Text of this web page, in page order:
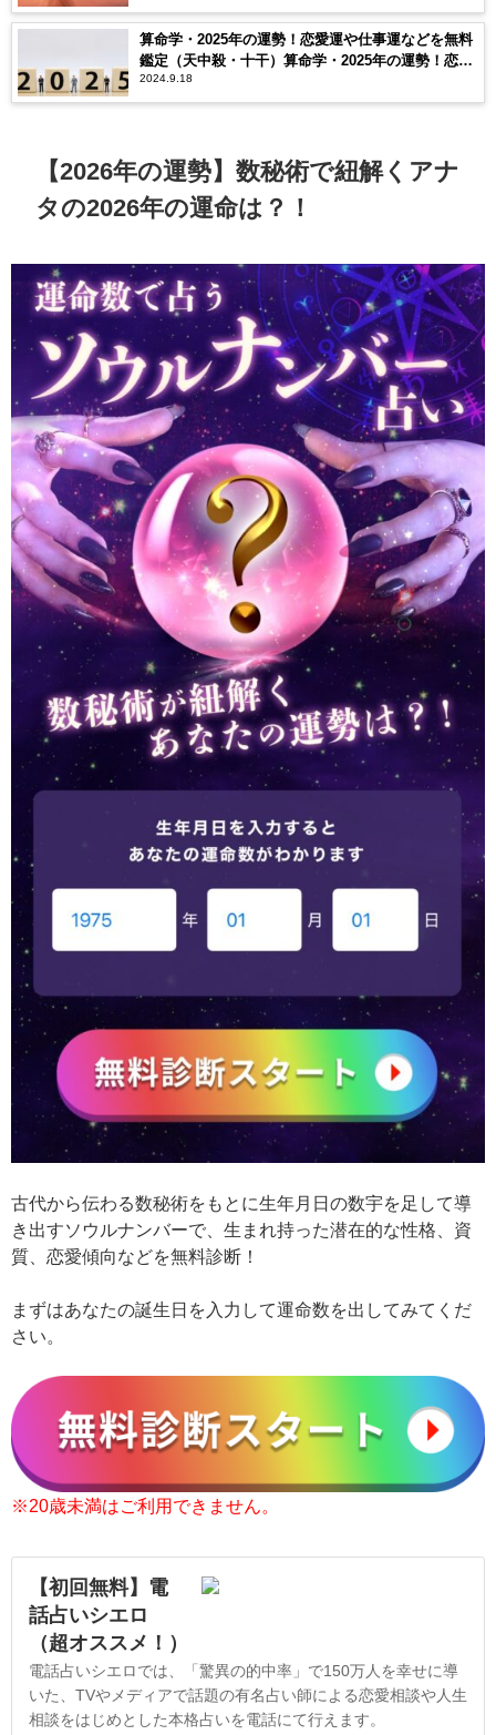
算命学・2025年の運勢！恋愛運や仕事運などを無料
鑑定（天中殺・十干）算命学・2025年の運勢！恋愛
運や仕事運などを無料鑑定（天中殺・十干）
2024.9.18
【2026年の運勢】数秘術で紐解くアナ
タの2026年の運命は？！
古代から伝わる数秘術をもとに生年月日の数宇を足して導
き出すソウルナンバーで、生まれ持った潜在的な性格、資
質、恋愛傾向などを無料診断！
まずはあなたの誕生日を入力して運命数を出してみてくだ
さい。
※20歳未満はご利用できません。
【初回無料】電
話占いシエロ
（超オススメ！）
電話占いシエロでは、「驚異の的中率」で150万人を幸せに導
いた、TVやメディアで話題の有名占い師による恋愛相談や人生
相談をはじめとした本格占いを電話にて行えます。